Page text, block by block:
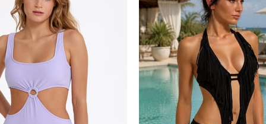
Çevir Kazan